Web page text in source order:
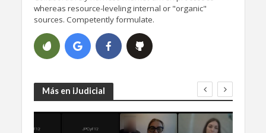
whereas resource-leveling internal or "organic"
sources. Competently formulate.
Más en iJudicial